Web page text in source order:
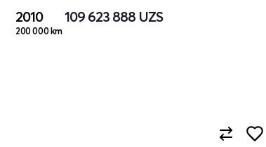
2010
200 000 km
109 623 888 UZS